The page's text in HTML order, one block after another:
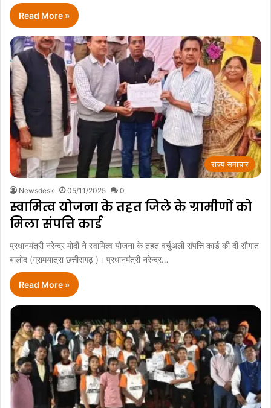
Read More »
राज्य समाचार
Newsdesk 05/11/2025 0
स्वामित्व योजना के तहत जिले के ग्रामीणों को
मिला संपत्ति कार्ड
प्रधानमंत्री नरेन्द्र मोदी ने स्वामित्व योजना के तहत वर्चुअली संपत्ति कार्ड की दी सौगात
बालोद (ग्रामयात्रा छत्तीसगढ़ )। प्रधानमंत्री नरेन्द्र…
Read More »